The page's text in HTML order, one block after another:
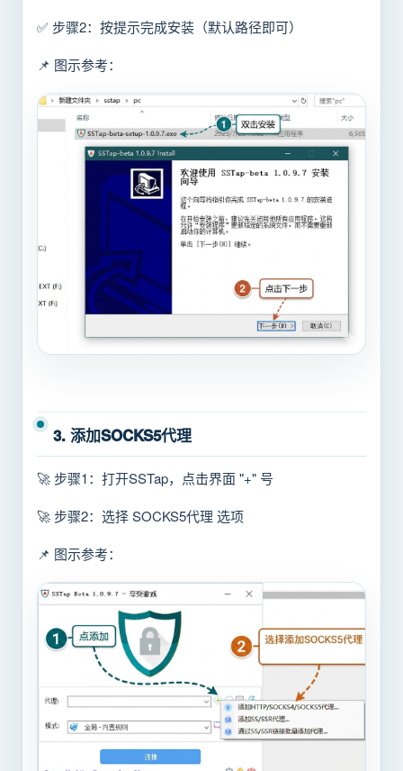
✅ 步骤2：按提示完成安装（默认路径即可）
📌 图示参考：
3. 添加SOCKS5代理
🚀 步骤1：打开SSTap，点击界面 "+" 号
🚀 步骤2：选择 SOCKS5代理 选项
📌 图示参考：